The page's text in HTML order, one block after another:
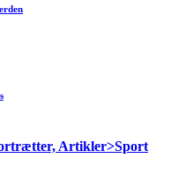
Artikler>Sport